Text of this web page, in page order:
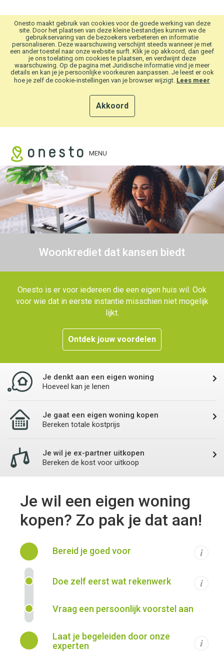
Onesto maakt gebruik van cookies voor de goede werking van deze
site. Door het plaatsen van deze kleine bestandjes kunnen we de
gebruikservaring van de bezoekers verbeteren en informatie
personaliseren. Deze waarschuwing verschijnt steeds wanneer je met
een ander toestel naar onze website surft. Klik je op akkoord, dan geef
je ons toelating om cookies te plaatsen, en verdwijnt deze
waarschuwing. Op de pagina met Juridische informatie vind je meer
details en kan je je persoonlijke voorkeuren aanpassen. Je leest er ook
hoe je zelf de cookie-instellingen van je browser wijzigt. Lees meer
Akkoord
MENU
Woonkrediet dat kansen biedt
Onesto is er voor iedereen die een eigen huis wil. Ook
voor wie dat in eerste instantie misschien niet mogelijk
lijkt.
Ontdek jouw voordelen
Je denkt aan een eigen woning
Hoeveel kan je lenen
Je gaat een eigen woning kopen
Bereken totale kostprijs
Je wil je ex-partner uitkopen
Bereken de kost voor uitkoop
Je wil een eigen woning
kopen? Zo pak je dat aan!
Bereid je goed voor
Doe zelf eerst wat rekenwerk
Vraag een persoonlijk voorstel aan
Laat je begeleiden door onze
experten